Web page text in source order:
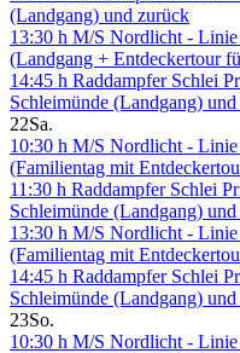
(Landgang) und zurück
13:30 h M/S Nordlicht -
(Landgang + Entdeckertour
14:45 h Raddampfer Schlei
Schleimünde (Landgang)
22Sa.
10:30 h M/S Nordlicht -
(Familientag mit
11:30 h Raddampfer Schlei
Schleimünde (Landgang)
13:30 h M/S Nordlicht -
(Familientag mit
14:45 h Raddampfer Schlei
Schleimünde (Landgang)
23So.
10:30 h M/S Nordlicht -